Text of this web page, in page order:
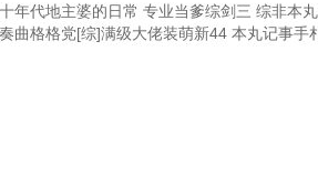
年代地主婆的日常 专业当爹综剑三 综非本
曲格格党[综]满级大佬装萌新44 本丸记事